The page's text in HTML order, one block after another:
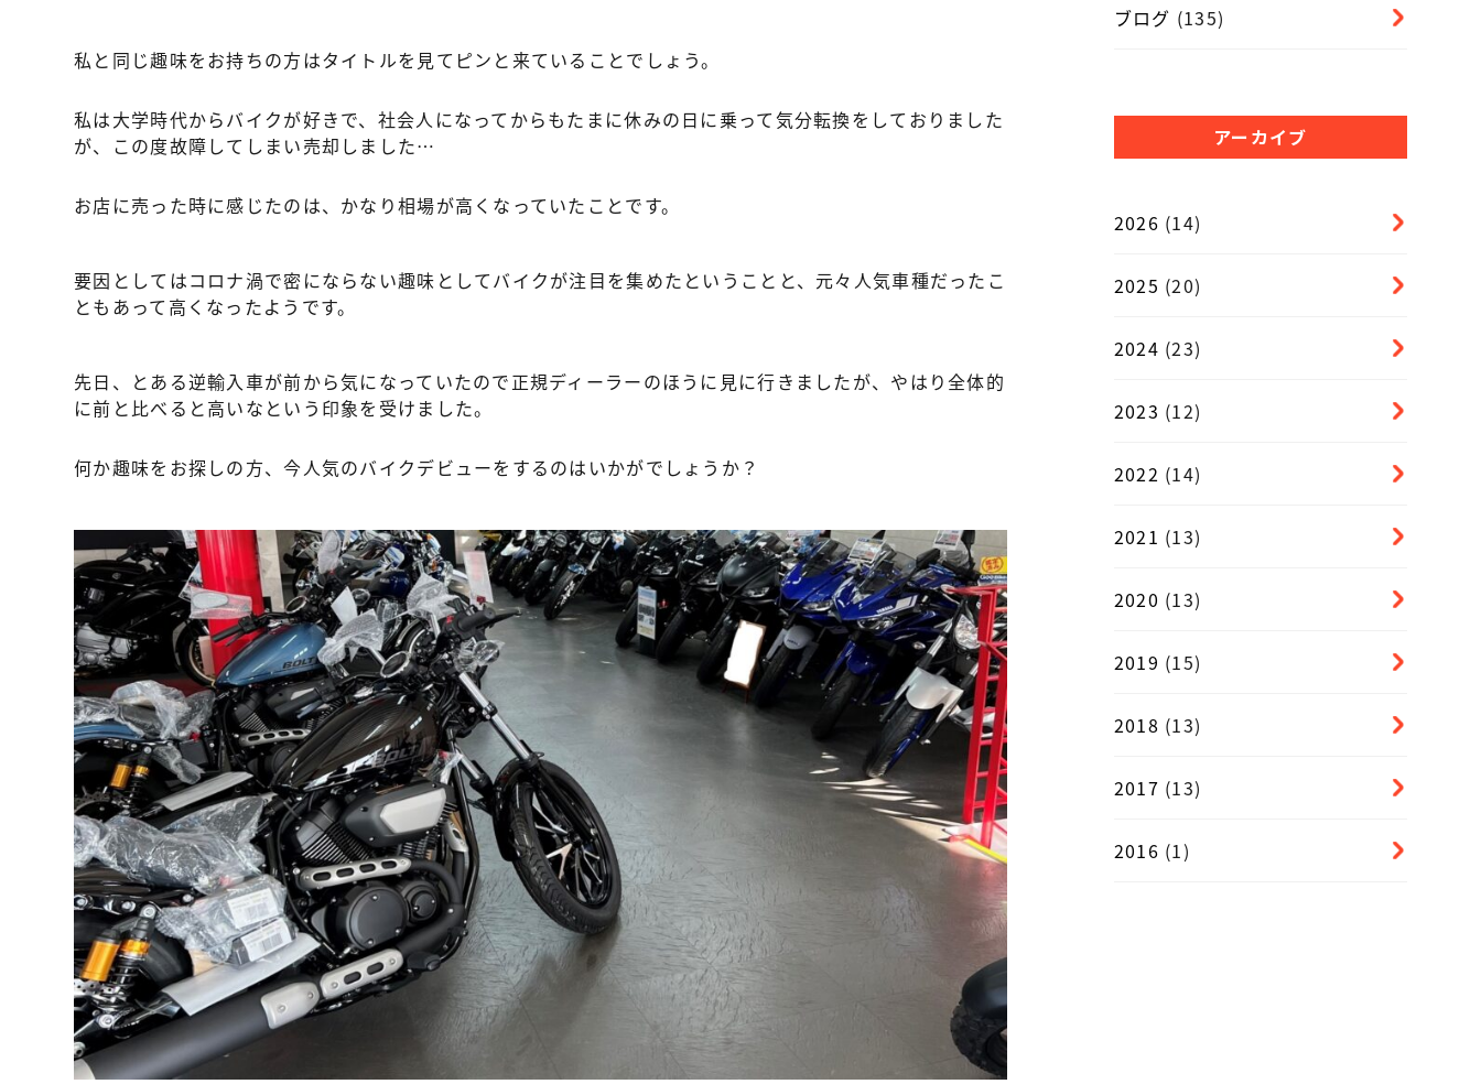
私と同じ趣味をお持ちの方はタイトルを見てピンと来ていることでしょう。
私は大学時代からバイクが好きで、社会人になってからもたまに休みの日に乗って気分転換をしておりました
が、この度故障してしまい売却しました…
お店に売った時に感じたのは、かなり相場が高くなっていたことです。
要因としてはコロナ渦で密にならない趣味としてバイクが注目を集めたということと、元々人気車種だったこ
ともあって高くなったようです。
先日、とある逆輸入車が前から気になっていたので正規ディーラーのほうに見に行きましたが、やはり全体的
に前と比べると高いなという印象を受けました。
何か趣味をお探しの方、今人気のバイクデビューをするのはいかがでしょうか？
ブログ (135)
アーカイブ
2026 (14)
2025 (20)
2024 (23)
2023 (12)
2022 (14)
2021 (13)
2020 (13)
2019 (15)
2018 (13)
2017 (13)
2016 (1)